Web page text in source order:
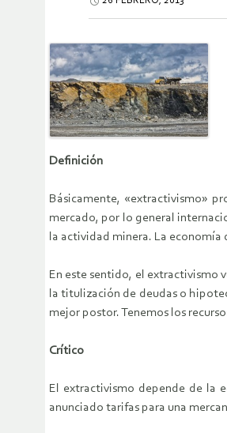
Definición
Básicamente, «extractivismo»
mercado, por lo general
la actividad minera. La
En este sentido, el extractivismo
la titulización de deudas o
mejor postor. Tenemos los
Crítico
El extractivismo depende de la
anunciado tarifas para una